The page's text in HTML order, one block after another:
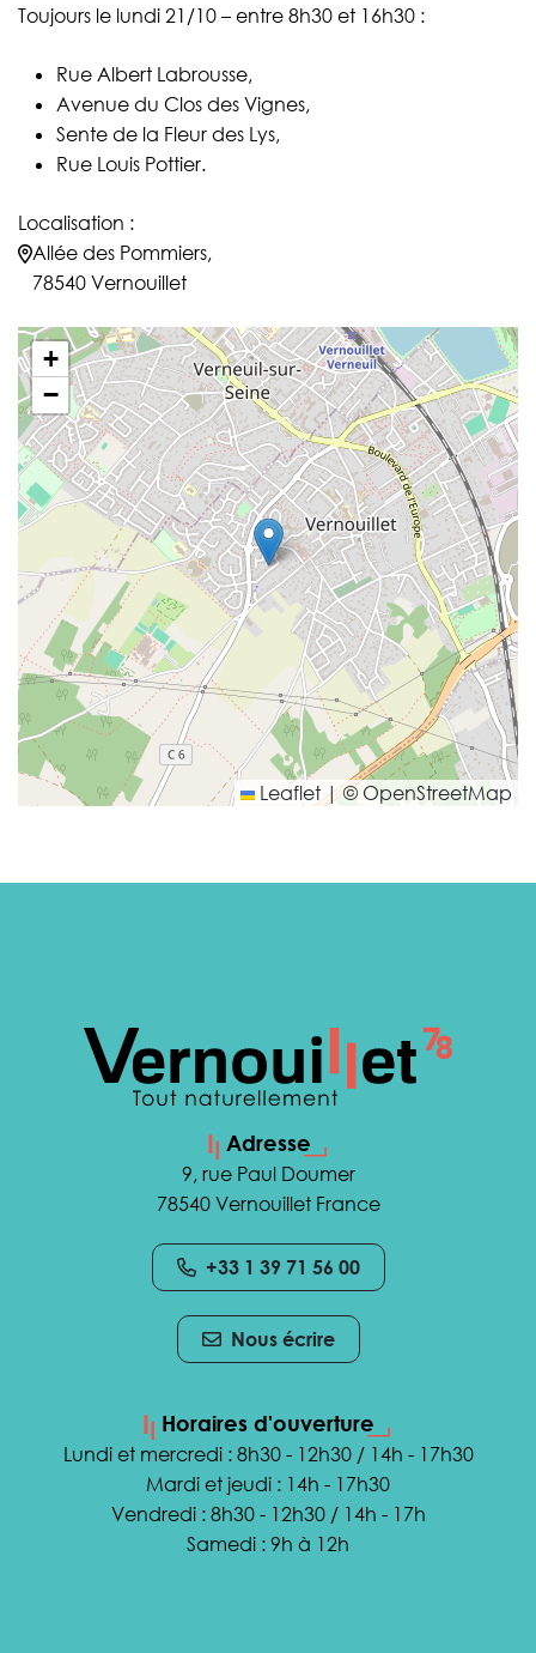
Toujours le lundi 21/10 – entre 8h30 et 16h30 :
Rue Albert Labrousse,
Avenue du Clos des Vignes,
Sente de la Fleur des Lys,
Rue Louis Pottier.
Localisation :
Allée des Pommiers,
78540 Vernouillet
+
−
Leaflet |© OpenStreetMap
Adresse
9, rue Paul Doumer
78540 Vernouillet France
+33 1 39 71 56 00
Nous écrire
Horaires d'ouverture
Lundi et mercredi : 8h30 - 12h30 / 14h - 17h30
Mardi et jeudi : 14h - 17h30
Vendredi : 8h30 - 12h30 / 14h - 17h
Samedi : 9h à 12h